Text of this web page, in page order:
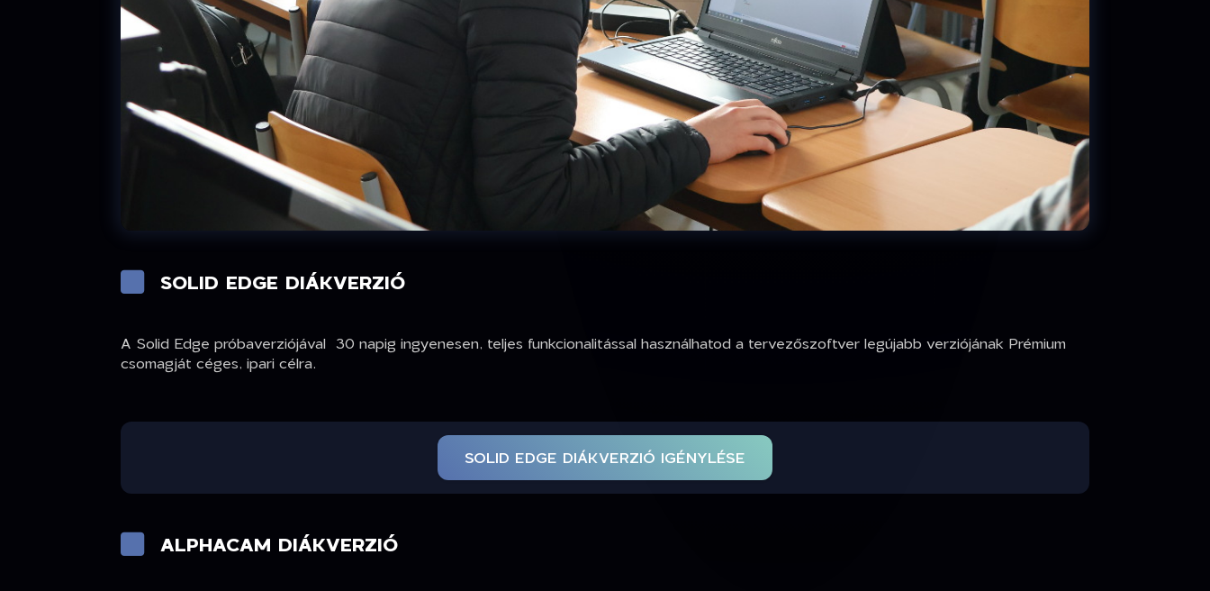
SOLID EDGE DIÁKVERZIÓ
A Solid Edge próbaverziójával 30 napig ingyenesen, teljes funkcionalitással használhatod a tervezőszoftver legújabb verziójának Prémium
csomagját céges, ipari célra.
SOLID EDGE DIÁKVERZIÓ IGÉNYLÉSE
ALPHACAM DIÁKVERZIÓ